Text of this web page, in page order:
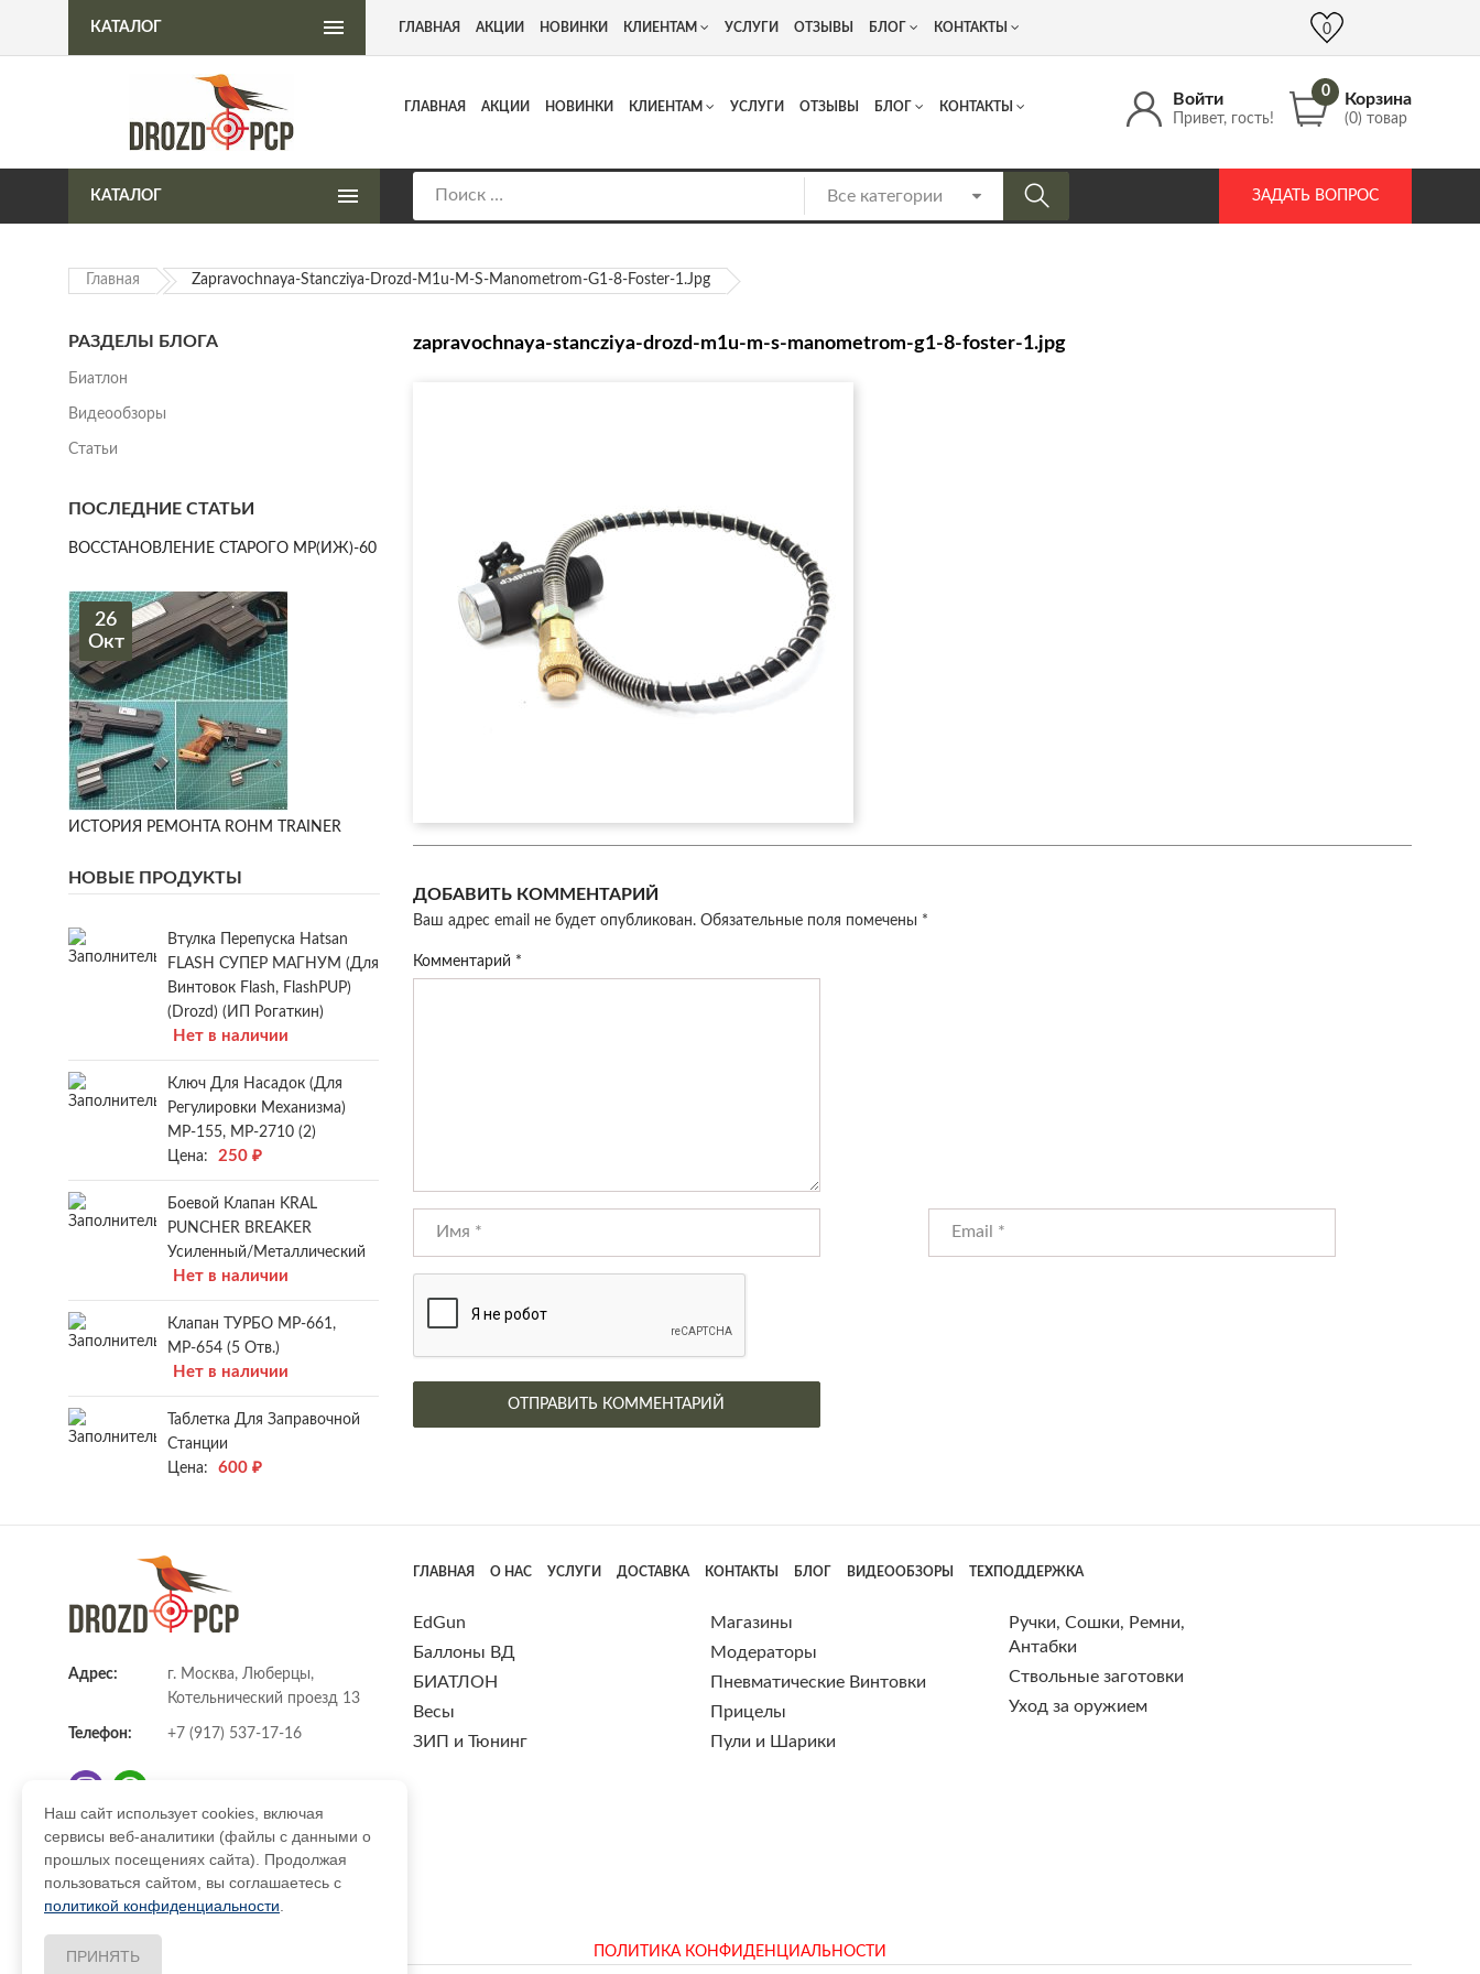
Интернет-магазин пневматического оружия Адрес: г. Москва, Люберцы, Котельнический проезд 13 +7 (917) 537 17 16 info@DrozdPcp.ru
Войти
Привет, гость!
0 Корзина
(0) товар
ГЛАВНАЯ АКЦИИ НОВИНКИ КЛИЕНТАМ УСЛУГИ ОТЗЫВЫ БЛОГ КОНТАКТЫ
КАТАЛОГ ЗАДАТЬ ВОПРОС
КАТАЛОГ ГЛАВНАЯ АКЦИИ НОВИНКИ КЛИЕНТАМ УСЛУГИ ОТЗЫВЫ БЛОГ КОНТАКТЫ 0
Главная Zapravochnaya-Stancziya-Drozd-M1u-M-S-Manometrom-G1-8-Foster-1.jpg
zapravochnaya-stancziya-drozd-m1u-m-s-manometrom-g1-8-foster-1.jpg
ДОБАВИТЬ КОММЕНТАРИЙ
Ваш адрес email не будет опубликован. Обязательные поля помечены *
Комментарий *
РАЗДЕЛЫ БЛОГА
Биатлон
Видеообзоры
Статьи
ПОСЛЕДНИЕ СТАТЬИ
ВОССТАНОВЛЕНИЕ СТАРОГО МР(ИЖ)-60
26
Окт
ИСТОРИЯ РЕМОНТА ROHM TRAINER
НОВЫЕ ПРОДУКТЫ
Втулка Перепуска Hatsan
FLASH СУПЕР МАГНУМ (для
Винтовок Flash, FlashPUP)
(Drozd) (ИП Рогаткин)
Нет в наличии
Ключ Для Насадок (для
Регулировки Механизма)
МР-155, МР-2710 (2)
Цена:
250 ₽
Боевой Клапан KRAL
PUNCHER BREAKER
Усиленный/металлический
Нет в наличии
Клапан ТУРБО МР-661,
МР-654 (5 Отв.)
Нет в наличии
Таблетка Для Заправочной
Станции
Цена:
600 ₽
Адрес:
г. Москва, Люберцы,
Котельнический проезд 13
Телефон: +7 (917) 537-17-16
E-mail: info@DrozdPcp.ru
ГЛАВНАЯ О НАС УСЛУГИ ДОСТАВКА КОНТАКТЫ БЛОГ ВИДЕООБЗОРЫ ТЕХПОДДЕРЖКА
EdGun
Баллоны ВД
БИАТЛОН
Весы
ЗИП и Тюнинг
Магазины
Модераторы
Пневматические Винтовки
Прицелы
Пули и Шарики
Ручки, Сошки, Ремни,
Антабки
Ствольные заготовки
Уход за оружием
ПОЛИТИКА КОНФИДЕНЦИАЛЬНОСТИ
Наш сайт использует cookies, включая
сервисы веб-аналитики (файлы с данными о
прошлых посещениях сайта). Продолжая
пользоваться сайтом, вы соглашаетесь с
политикой конфиденциальности
ПРИНЯТЬ